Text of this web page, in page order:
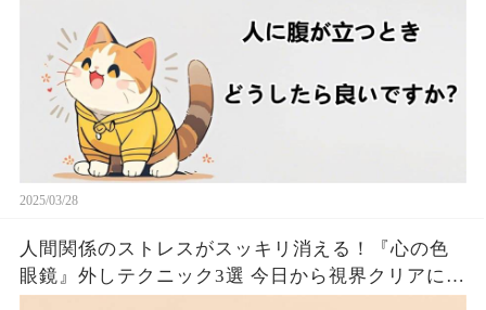
2025/03/28
人間関係のストレスがスッキリ消える！『心の色
眼鏡』外しテクニック3選 今日から視界クリアにな